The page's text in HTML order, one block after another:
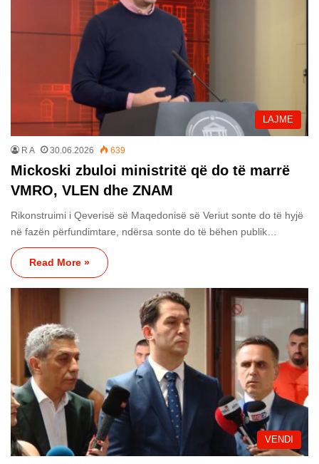
LAJME
R A 30.06.2026 639
Mickoski zbuloi ministritë që do të marrë
VMRO, VLEN dhe ZNAM
Rikonstruimi i Qeverisë së Maqedonisë së Veriut sonte do të hyjë
në fazën përfundimtare, ndërsa sonte do të bëhen publik…
Read More »
VENDI